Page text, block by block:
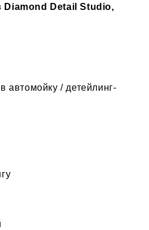
Diamond Detail Studio,
автомойку / детейлинг-